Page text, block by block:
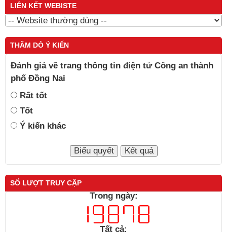
LIÊN KẾT WEBISTE
THĂM DÒ Ý KIẾN
Đánh giá về trang thông tin điện tử Công an thành
phố Đồng Nai
Rất tốt
Tốt
Ý kiến khác
SỐ LƯỢT TRUY CẬP
Trong ngày:
Tất cả: